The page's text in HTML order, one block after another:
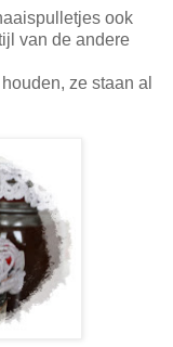
ook
van de andere
ze staan al